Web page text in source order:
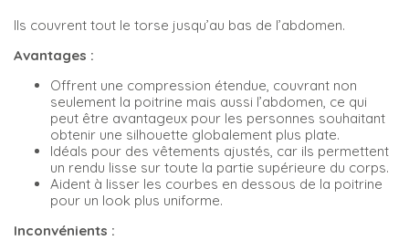
Ils couvrent tout le torse jusqu’au bas de l’abdomen.
Avantages :
Offrent une compression étendue, couvrant non
seulement la poitrine mais aussi l’abdomen, ce qui
peut être avantageux pour les personnes souhaitant
obtenir une silhouette globalement plus plate.
Idéals pour des vêtements ajustés, car ils permettent
un rendu lisse sur toute la partie supérieure du corps.
Aident à lisser les courbes en dessous de la poitrine
pour un look plus uniforme.
Inconvénients :